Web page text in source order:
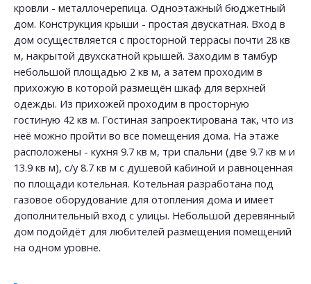
кровли - металлочерепица. Одноэтажный бюджетный
дом. Конструкция крыши - простая двускатная. Вход в
дом осуществляется с просторной террасы почти 28 кв
м, накрытой двухскатной крышей. Заходим в тамбур
небольшой площадью 2 кв м, а затем проходим в
прихожую в которой размещён шкаф для верхней
одежды. Из прихожей проходим в просторную
гостиную 42 кв м. Гостиная запроектирована так, что из
неё можно пройти во все помещения дома. На этаже
расположены - кухня 9.7 кв м, три спальни (две 9.7 кв м и
13.9 кв м), с/у 8.7 кв м с душевой кабиной и равноценная
по площади котельная. Котельная разработана под
газовое оборудование для отопления дома и имеет
дополнительный вход с улицы. Небольшой деревянный
дом подойдёт для любителей размещения помещений
на одном уровне.